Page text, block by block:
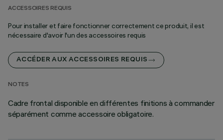
ACCESSOIRES REQUIS
Pour installer et faire fonctionner correctement ce produit, il est
nécessaire d'avoir l'un des accessoires requis
ACCÉDER AUX ACCESSOIRES REQUIS
NOTES
Cadre frontal disponible en différentes finitions à commander
séparément comme accessoire obligatoire.